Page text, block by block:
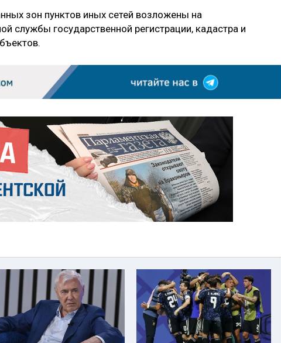
зон пунктов иных сетей возложены на
службы государственной регистрации, кадастра и